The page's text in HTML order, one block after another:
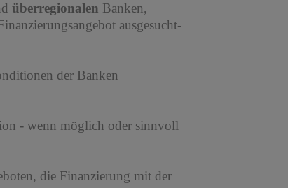
überregionalen Banken,
ausgesucht-
der Banken
- wenn möglich oder sinnvoll
die Finanzierung mit der